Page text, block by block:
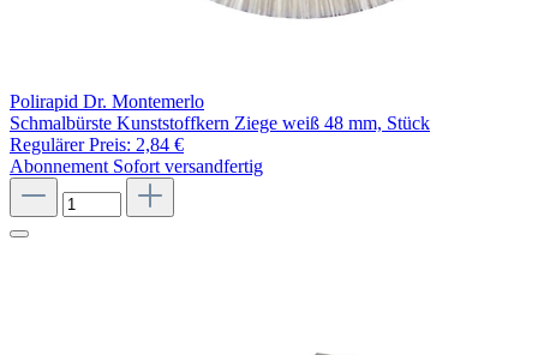
Polirapid Dr. Montemerlo
Schmalbürste Kunststoffkern Ziege weiß 48 mm, Stück
Regulärer Preis: 2,84 €
Abonnement Sofort versandfertig